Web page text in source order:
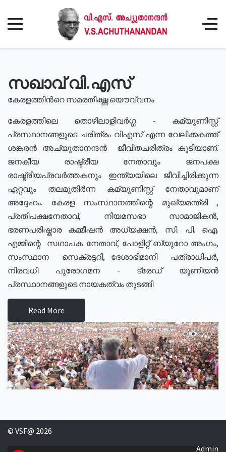
സഖാവ് വി.എസ്
കേരളത്തിൻറെ സമരതീക്ഷ്ണ യൌവ്വനം
കേരളത്തിലെ തൊഴിലാളിവർഗ്ഗ - കമ്യൂണിസ്റ്റ്
പ്രസ്ഥാനങ്ങളുടെ ചരിത്രം വിഎസ് എന്ന വേലിക്കകത്ത്
ശങ്കരൻ അച്യുതാനന്ദൻ ജീവിതചരിത്രം കൂടിയാണ്.
ജനകീയ രാഷ്ട്രീയ നേതാവും ജനപക്ഷ
രാഷ്ട്രീയപ്രവർത്തകനും ഇന്ത്യയിലെ ജീവിച്ചിരിക്കുന്ന
ഏറ്റവും തലമുതിർന്ന കമ്യൂണിസ്റ്റ് നേതാവുമാണ്
അദ്ദേഹം. കേരള സംസ്ഥാനത്തിന്റെ മുഖ്യമന്ത്രി ,
പ്രതിപക്ഷനേതാവ്, നിയമസഭാ സാമാജികൻ,
ഭരണപരിഷ്കാര കമ്മീഷൻ അധ്യക്ഷൻ, സി. പി. ഐ.
എമ്മിന്റെ സഥാപക നേതാവ്, പോളിറ്റ് ബ്യുറോ അംഗം,
സംസ്ഥാന സെക്രട്ടറി, ദേശാഭിമാനി പത്രാധിപർ,
നിരവധി പുരോഗമന - ട്രേഡ് യൂണിയൻ
പ്രസ്ഥാനങ്ങളുടെ നായകത്വം തുടങ്ങി
Read More
© VSF@ 2026
Admin